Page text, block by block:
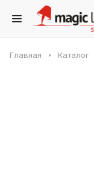
Главная Каталог